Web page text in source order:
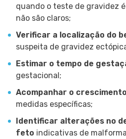
quando o teste de gravidez
não são claros;
Verificar a localização do
suspeita de gravidez
Estimar o tempo de
gestacional;
Acompanhar o
medidas específicas;
Identificar alterações no
feto indicativas de